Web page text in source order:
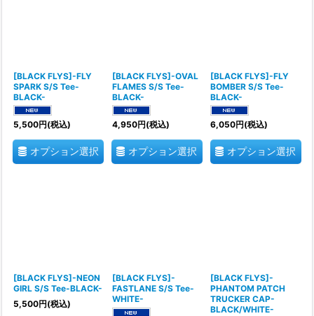
[BLACK FLYS]-FLY
SPARK S/S Tee-
BLACK-
5,500円(税込)
オプション選択
[BLACK FLYS]-OVAL
FLAMES S/S Tee-
BLACK-
4,950円(税込)
オプション選択
[BLACK FLYS]-FLY
BOMBER S/S Tee-
BLACK-
6,050円(税込)
オプション選択
[BLACK FLYS]-NEON
GIRL S/S Tee-BLACK-
5,500円(税込)
[BLACK FLYS]-
FASTLANE S/S Tee-
WHITE-
[BLACK FLYS]-
PHANTOM PATCH
TRUCKER CAP-
BLACK/WHITE-